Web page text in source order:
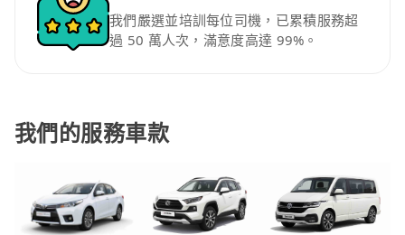
我們嚴選並培訓每位司機，已累積服務超
過 50 萬人次，滿意度高達 99%。
我們的服務車款